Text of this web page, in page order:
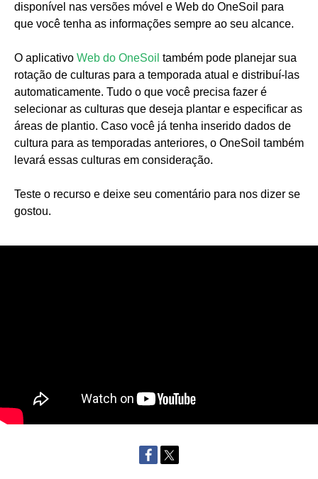
disponível nas versões móvel e Web do OneSoil para
que você tenha as informações sempre ao seu alcance.
O aplicativo Web do OneSoil também pode planejar sua
rotação de culturas para a temporada atual e distribuí-las
automaticamente. Tudo o que você precisa fazer é
selecionar as culturas que deseja plantar e especificar as
áreas de plantio. Caso você já tenha inserido dados de
cultura para as temporadas anteriores, o OneSoil também
levará essas culturas em consideração.
Teste o recurso e deixe seu comentário para nos dizer se
gostou.